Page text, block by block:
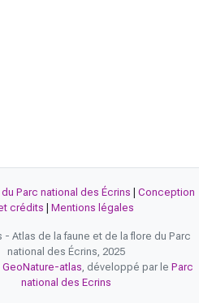
Parc national des Écrins
Conception
crédits
Mentions légales
- Atlas de la faune et de la flore du Parc
national des Écrins, 2025
GeoNature-atlas, développé par le Parc
national des Ecrins